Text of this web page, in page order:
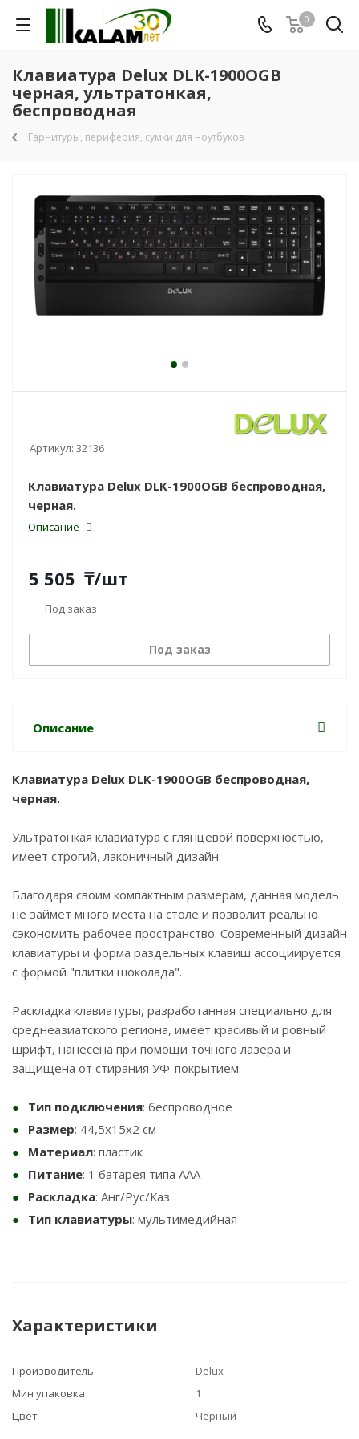
0
Клавиатура Delux DLK-1900OGB
черная, ультратонкая,
беспроводная
Гарнитуры, периферия, сумки для ноутбуков
Артикул: 32136
Клавиатура Delux DLK-1900OGB беспроводная,
черная.
Описание
5 505 ₸/шт
Под заказ
Под заказ
Описание
Клавиатура Delux DLK-1900OGB беспроводная,
черная.
Ультратонкая клавиатура с глянцевой поверхностью,
имеет строгий, лаконичный дизайн.
Благодаря своим компактным размерам, данная модель
не займёт много места на столе и позволит реально
сэкономить рабочее пространство. Современный дизайн
клавиатуры и форма раздельных клавиш ассоциируется
с формой "плитки шоколада".
Раскладка клавиатуры, разработанная специально для
среднеазиатского региона, имеет красивый и ровный
шрифт, нанесена при помощи точного лазера и
защищена от стирания УФ-покрытием.
Тип подключения: беспроводное
Размер: 44,5х15х2 см
Материал: пластик
Питание: 1 батарея типа AAA
Раскладка: Анг/Рус/Каз
Тип клавиатуры: мультимедийная
Характеристики
Производитель
Delux
Мин упаковка
1
Цвет
Черный